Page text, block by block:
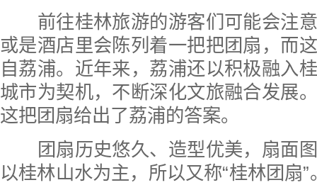
前往桂林旅游的游客们可能会注意
或是酒店里会陈列着一把把团扇，而
自荔浦。近年来，荔浦还以积极融入
城市为契机，不断深化文旅融合发展
这把团扇给出了荔浦的答案。
团扇历史悠久、造型优美，扇面图
以桂林山水为主，所以又称“桂林团扇”